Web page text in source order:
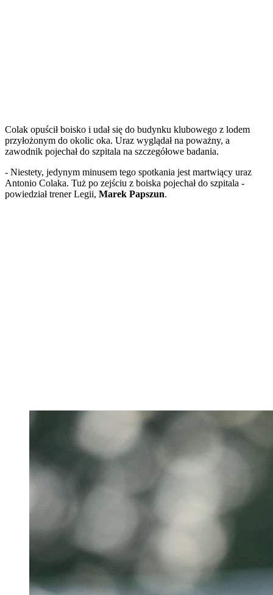
Colak opuścił boisko i udał się do budynku klubowego z lodem
przyłożonym do okolic oka. Uraz wyglądał na poważny, a
zawodnik pojechał do szpitala na szczegółowe badania.
- Niestety, jedynym minusem tego spotkania jest martwiący uraz
Antonio Colaka. Tuż po zejściu z boiska pojechał do szpitala -
powiedział trener Legii, Marek Papszun.